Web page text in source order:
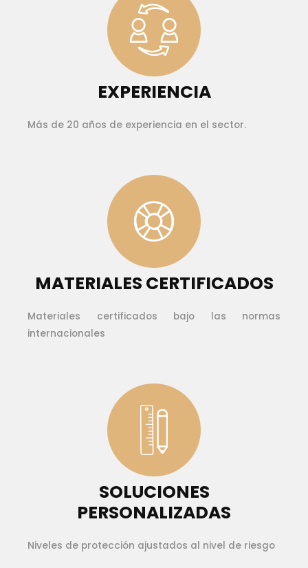
EXPERIENCIA
Más de 20 años de experiencia en el sector.
MATERIALES CERTIFICADOS
Materiales certificados bajo las normas
internacionales
SOLUCIONES
PERSONALIZADAS
Niveles de protección ajustados al nivel de riesgo